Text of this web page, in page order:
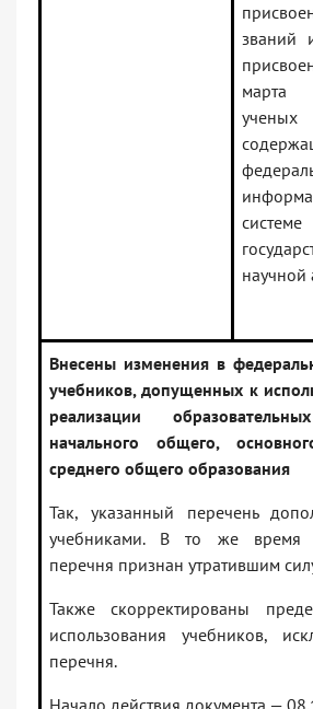
званий
марта
системе
научной
Внесены изменения в
учебников, допущенных к
реализации
начального общего,
среднего общего образования
Так, указанный перечень
учебниками. В то же время
перечня признан утратившим
Также скорректированы
использования учебников,
перечня.